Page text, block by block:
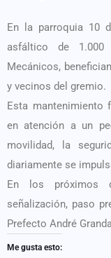
En la parroquia 10
asfáltico de
Mecánicos,
y vecinos del gremio.
Esta mantenimiento
en atención a un
movilidad, la
diariamente se
En los próximos
señalización, paso
Prefecto André
Me gusta esto: